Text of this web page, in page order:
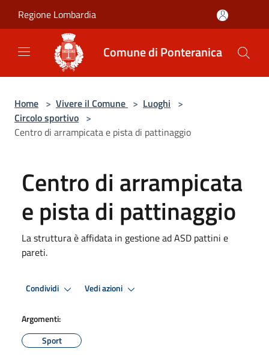
Regione Lombardia
Comune di Ponteranica
Home > Vivere il Comune > Luoghi >
Circolo sportivo >
Centro di arrampicata e pista di pattinaggio
Centro di arrampicata
e pista di pattinaggio
La struttura è affidata in gestione ad ASD pattini e
pareti.
Condividi Vedi azioni
Argomenti:
Sport